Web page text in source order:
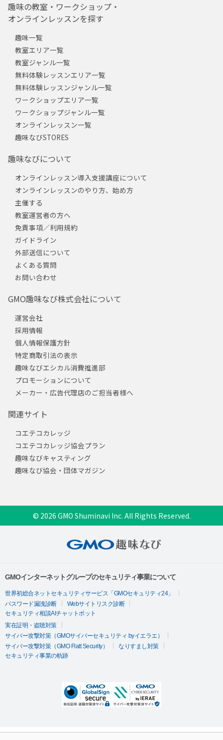
趣味の教室・ワークショップ・
オンラインレッスンを探す
趣味一覧
教室エリア一覧
教室ジャンル一覧
無料体験レッスンエリア一覧
無料体験レッスンジャンル一覧
ワークショップエリア一覧
ワークショップジャンル一覧
オンラインレッスン一覧
趣味なびSTORES
趣味なびについて
オンラインレッスン導入支援講座について
オンラインレッスンのやり方、始め方
主催する
教室運営者の方へ
免責事項／利用規約
ガイドライン
外部送信について
よくある質問
お問い合わせ
GMO趣味なび株式会社について
運営会社
採用情報
個人情報保護方針
特定商取引法の表示
趣味なびエシカル消費推進部
プロモーションについて
メーカー・広告代理店のご担当者様へ
関連サイト
コエテコカレッジ
コエテコカレッジ協会プラン
趣味なびキャスティング
趣味なび協会・団体マガジン
© 2026 GMO Shuminavi Inc. All Rights Reserved.